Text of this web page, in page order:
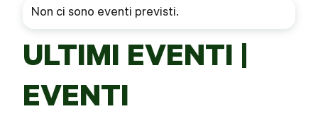
E
VISTE
data.Non ci sono eventi previsti.
ULTIMI EVENTI |
EVENTI